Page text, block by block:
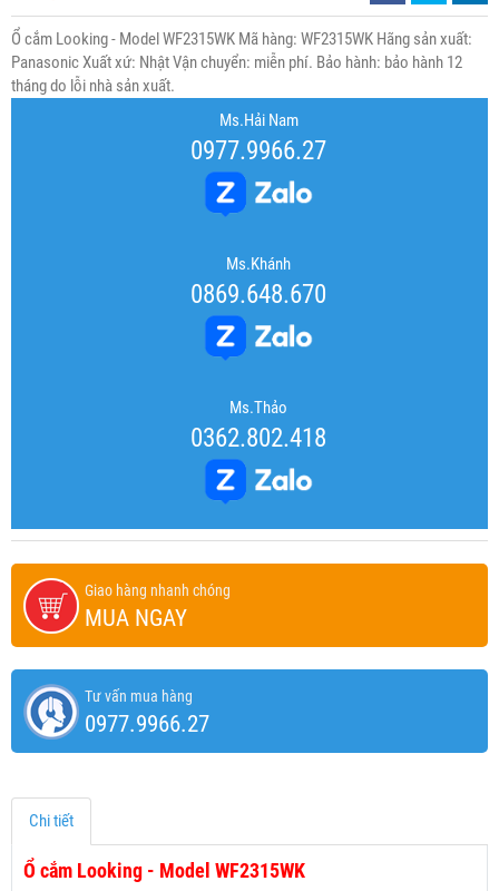
Ổ cắm Looking - Model WF2315WK Mã hàng: WF2315WK Hãng sản xuất:
Panasonic Xuất xứ: Nhật Vận chuyển: miễn phí. Bảo hành: bảo hành 12
tháng do lỗi nhà sản xuất.
Ms.Hải Nam
0977.9966.27
Ms.Khánh
0869.648.670
Ms.Thảo
0362.802.418
Giao hàng nhanh chóng
MUA NGAY
Tư vấn mua hàng
0977.9966.27
Chi tiết
Ổ cắm Looking - Model WF2315WK